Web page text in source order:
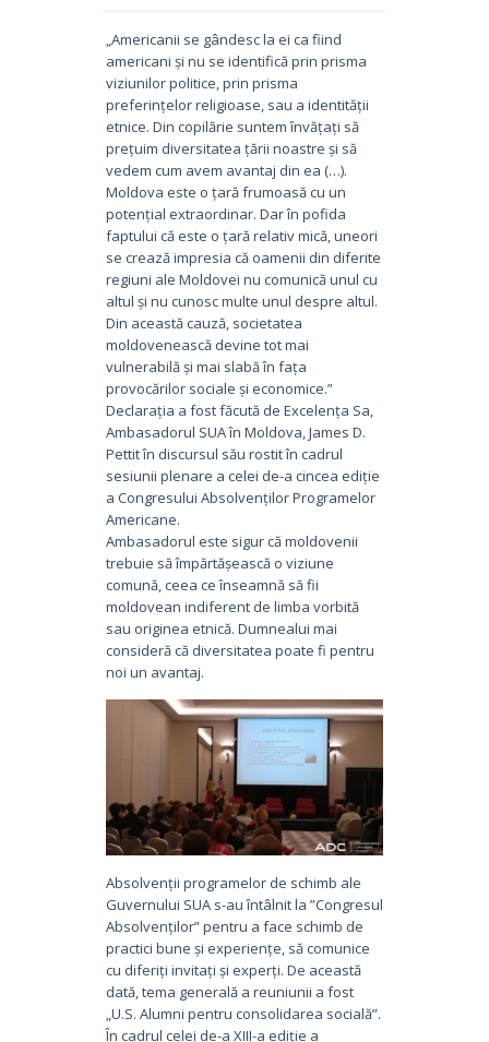
„Americanii se gândesc la ei ca fiind
americani și nu se identifică prin prisma
viziunilor politice, prin prisma
preferințelor religioase, sau a identității
etnice. Din copilărie suntem învățați să
prețuim diversitatea țării noastre și să
vedem cum avem avantaj din ea (…).
Moldova este o țară frumoasă cu un
potențial extraordinar. Dar în pofida
faptului că este o țară relativ mică, uneori
se crează impresia că oamenii din diferite
regiuni ale Moldovei nu comunică unul cu
altul și nu cunosc multe unul despre altul.
Din această cauză, societatea
moldovenească devine tot mai
vulnerabilă și mai slabă în fața
provocărilor sociale și economice.”
Declarația a fost făcută de Excelența Sa,
Ambasadorul SUA în Moldova, James D.
Pettit în discursul său rostit în cadrul
sesiunii plenare a celei de-a cincea ediție
a Congresului Absolvenților Programelor
Americane.
Ambasadorul este sigur că moldovenii
trebuie să împărtășească o viziune
comună, ceea ce înseamnă să fii
moldovean indiferent de limba vorbită
sau originea etnică. Dumnealui mai
consideră că diversitatea poate fi pentru
noi un avantaj.
Absolvenții programelor de schimb ale
Guvernului SUA s-au întâlnit la ”Congresul
Absolvenților” pentru a face schimb de
practici bune și experiențe, să comunice
cu diferiți invitați și experți. De această
dată, tema generală a reuniunii a fost
„U.S. Alumni pentru consolidarea socială”.
În cadrul celei de-a XIII-a ediție a